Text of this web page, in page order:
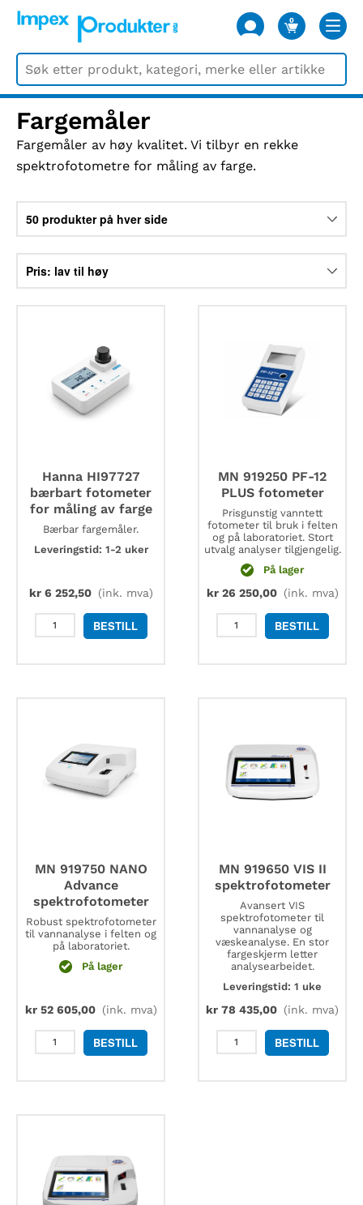
0
VARER
Fargemåler
Fargemåler av høy kvalitet. Vi tilbyr en rekke
spektrofotometre for måling av farge.
Hanna HI97727
bærbart fotometer
for måling av farge
Bærbar fargemåler.
Leveringstid: 1-2 uker
kr6 252,50 (ink. mva)
Hanna
HI97727
BESTILL
MN 919250 PF-12
PLUS fotometer
Prisgunstig vanntett
fotometer til bruk i felten
og på laboratoriet. Stort
utvalg analyser tilgjengelig.
På lager
kr26 250,00 (ink. mva)
MN
919250
BESTILL
MN 919750 NANO
Advance
spektrofotometer
Robust spektrofotometer
til vannanalyse i felten og
på laboratoriet.
På lager
kr52 605,00 (ink. mva)
MN
919750
BESTILL
MN 919650 VIS II
spektrofotometer
Avansert VIS
spektrofotometer til
vannanalyse og
væskeanalyse. En stor
fargeskjerm letter
analysearbeidet.
Leveringstid: 1 uke
kr 78 435,00 (ink. mva)
MN
919650
BESTILL